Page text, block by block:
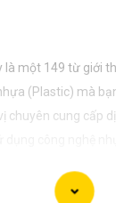
là một 149 từ giới
(Plastic) mà
chuyên cung cấp
yên tâm về an